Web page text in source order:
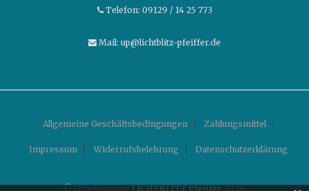
Telefon: 09129 / 14 25 773
Mail: up@lichtblitz-pfeiffer.de
Allgemeine Geschäftsbedingungen Zahlungsmittel
Impressum Widerrufsbelehrung Datenschutzerklärung
© UrheberrechtLICHTBLITZ Pfeiffer2026.